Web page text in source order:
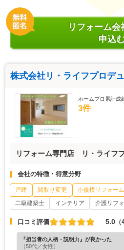
リフォーム会
申込
株式会社リ・ライフプロデ
ホームプロ累計成
3件
リフォーム専門店 リ・ライフ
会社の特徴・得意分野
戸建 間取り変更 小規模リフォーム
二級建築士
インテリア 介護リフ
口コミ評価 5.0
『担当者の人柄・説明力』が良かった
（50代／女性）